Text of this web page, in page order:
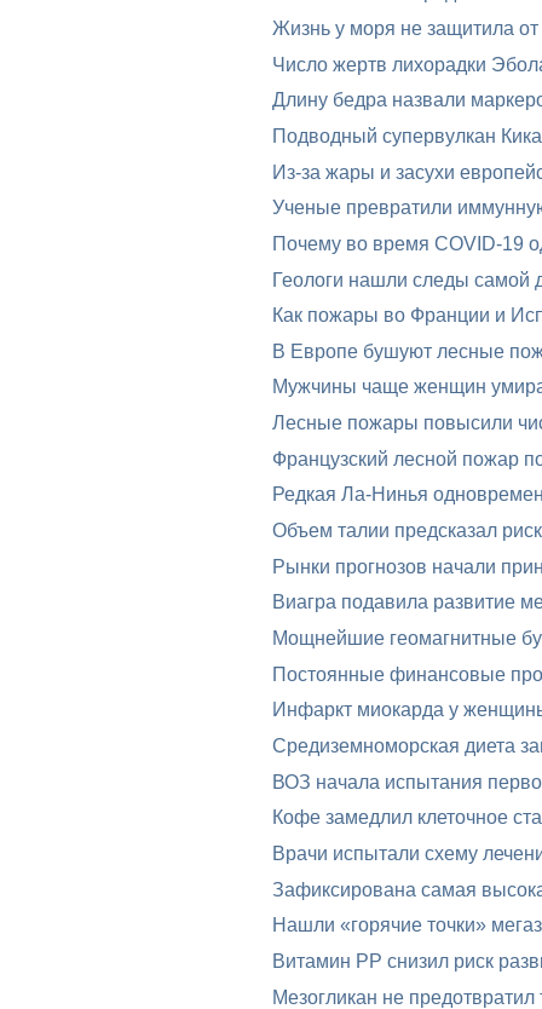
Жизнь у моря не защитила
Число жертв лихорадки
Длину бедра назвали
Подводный супервулкан
Из-за жары и засухи
Ученые превратили
Почему во время COVID-19
Геологи нашли следы самой
Как пожары во Франции и
В Европе бушуют лесные
Мужчины чаще женщин
Лесные пожары повысили
Французский лесной пожар
Редкая Ла-Нинья
Объем талии предсказал
Рынки прогнозов начали
Виагра подавила развитие
Мощнейшие геомагнитные
Постоянные финансовые
Инфаркт миокарда у
Средиземноморская диета
ВОЗ начала испытания
Кофе замедлил клеточное
Врачи испытали схему
Зафиксирована самая
Нашли «горячие точки»
Витамин PP снизил риск
Мезогликан не